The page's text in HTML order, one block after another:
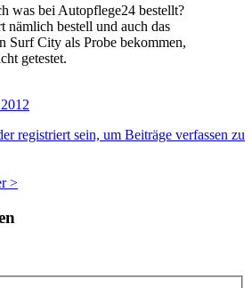
was bei Autopflege24 bestellt?
nämlich bestell und auch das
Surf City als Probe bekommen,
getestet.
registriert sein, um Beiträge verfassen zu
>